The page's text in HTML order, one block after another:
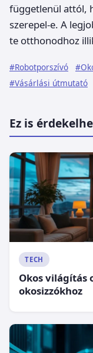
függetlenül attól,
szerepel-e. A
te otthonodhoz
#Robotporszívó
#Vásárlási útmutató
Ez is
TECH
Okos világítás
okosizzókhoz